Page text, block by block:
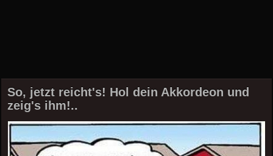
So, jetzt reicht's! Hol dein Akkordeon und
zeig's ihm!..